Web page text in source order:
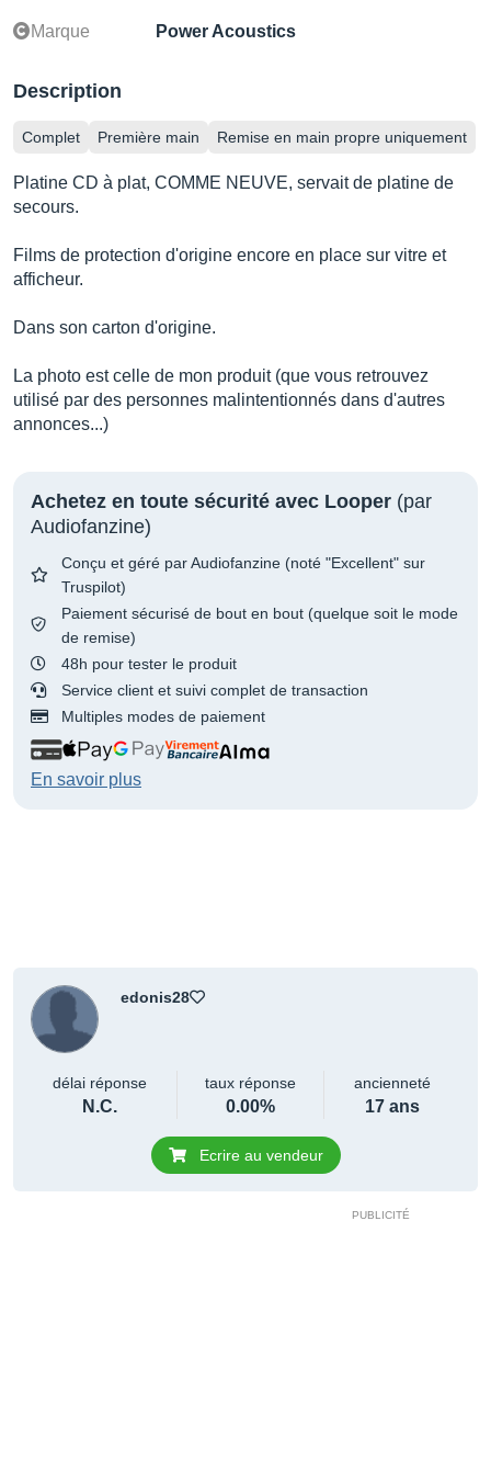
Marque Power Acoustics
Description
Complet Première main Remise en main propre uniquement
Platine CD à plat, COMME NEUVE, servait de platine de
secours.
Films de protection d'origine encore en place sur vitre et
afficheur.
Dans son carton d'origine.
La photo est celle de mon produit (que vous retrouvez
utilisé par des personnes malintentionnés dans d'autres
annonces...)
Achetez en toute sécurité avec Looper (par
Audiofanzine)
Conçu et géré par Audiofanzine (noté "Excellent" sur
Truspilot)
Paiement sécurisé de bout en bout (quelque soit le mode
de remise)
48h pour tester le produit
Service client et suivi complet de transaction
Multiples modes de paiement
En savoir plus
edonis28
délai réponse
N.C.
taux réponse
0.00%
ancienneté
17 ans
Ecrire au vendeur